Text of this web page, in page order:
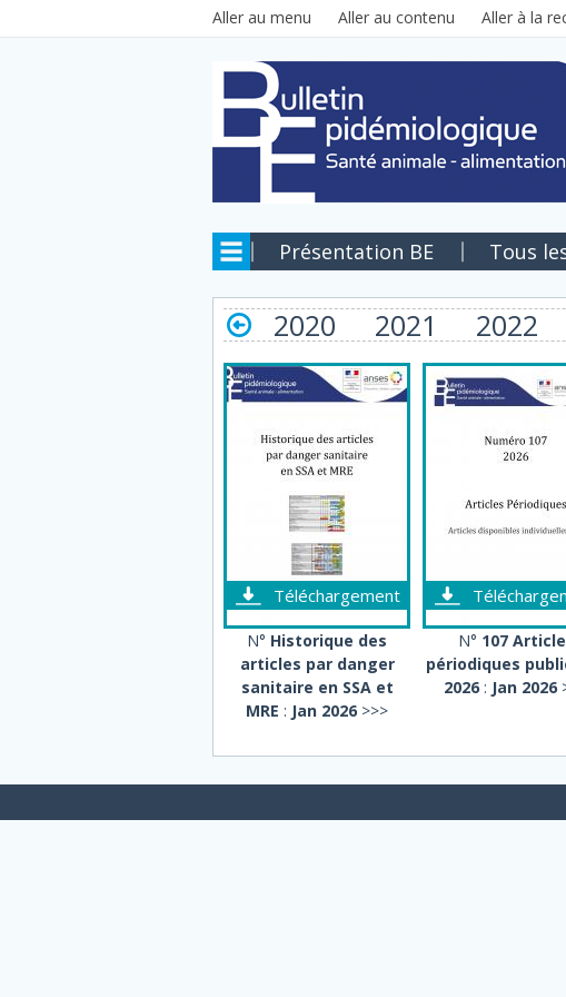
Aller au menu Aller au contenu Aller à la
Présentation BE Tous
2020 2021 2022
Téléchargement
N° Historique des
articles par danger
sanitaire en SSA et
MRE : Jan 2026 >>>
N° 107
périodiques
2026 : Jan 2026